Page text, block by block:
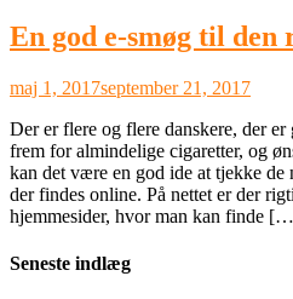
En god e-smøg til den
maj 1, 2017september 21, 2017
Der er flere og flere danskere, der
frem for almindelige cigaretter, og
kan det være en god ide at tjekke de
der findes online. På nettet er der
hjemmesider, hvor man kan finde
Seneste indlæg